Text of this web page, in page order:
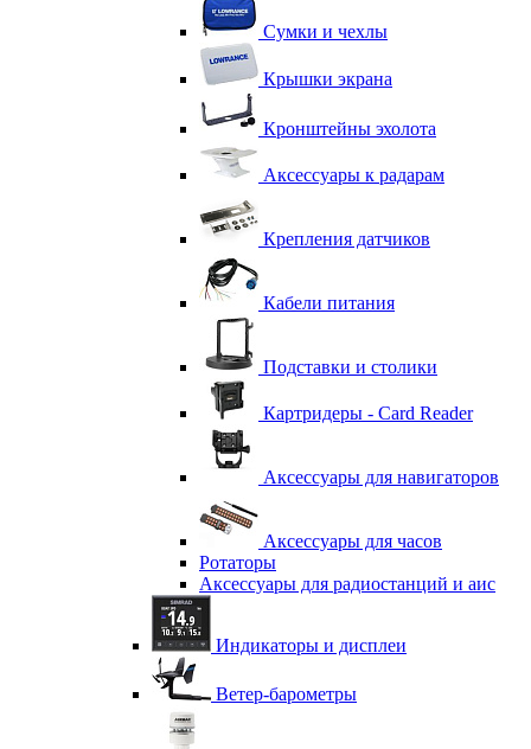
Сумки и чехлы
Крышки экрана
Кронштейны эхолота
Аксессуары к радарам
Крепления датчиков
Кабели питания
Подставки и столики
Картридеры - Card Reader
Аксессуары для навигаторов
Аксессуары для часов
Ротаторы
Аксессуары для радиостанций и аис
Индикаторы и дисплеи
Ветер-барометры